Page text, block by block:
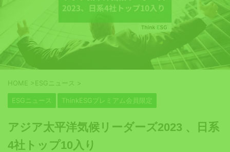
HOME >ESGニュース >
ESGニュース ThinkESGプレミアム会員限定
アジア太平洋気候リーダーズ2023 、日系
4社トップ10入り